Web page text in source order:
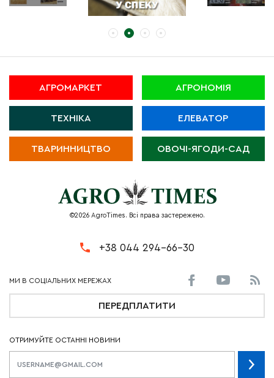
АГРОМАРКЕТ АГРОНОМІЯ
ТЕХНІКА ЕЛЕВАТОР
ТВАРИННИЦТВО ОВОЧІ-ЯГОДИ-САД
©2026 AgroTimes. Всі права застережено.
+38 044 294-66-30
ПЕРЕДПЛАТИТИ
ОТРИМУЙТЕ ОСТАННІ НОВИНИ